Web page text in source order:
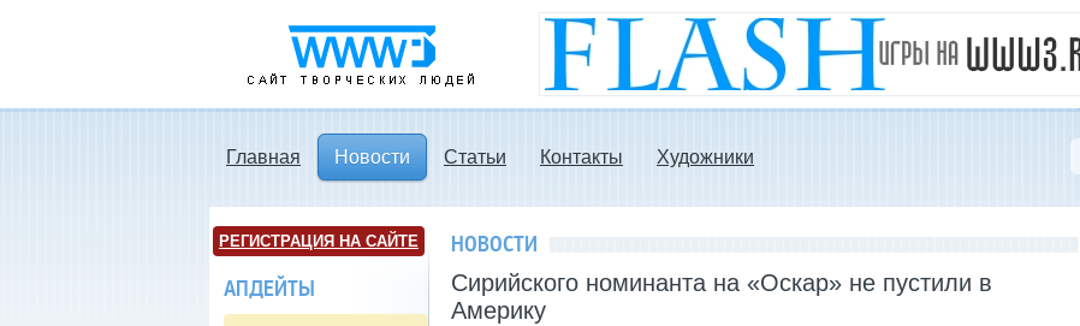
www3.ru - Сайт
творческих людей
Главная Новости Статьи Контакты Художники
НОВОСТИ
Сирийского номинанта на «Оскар» не пустили в
Америку
РЕГИСТРАЦИЯ НА САЙТЕ
АПДЕЙТЫ